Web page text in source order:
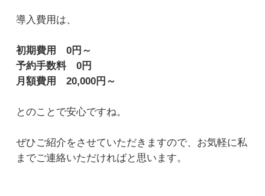
導入費用は、
初期費用 0円～
予約手数料 0円
月額費用 20,000円～
とのことで安心ですね。
ぜひご紹介をさせていただきますので、お気軽に私
までご連絡いただければと思います。